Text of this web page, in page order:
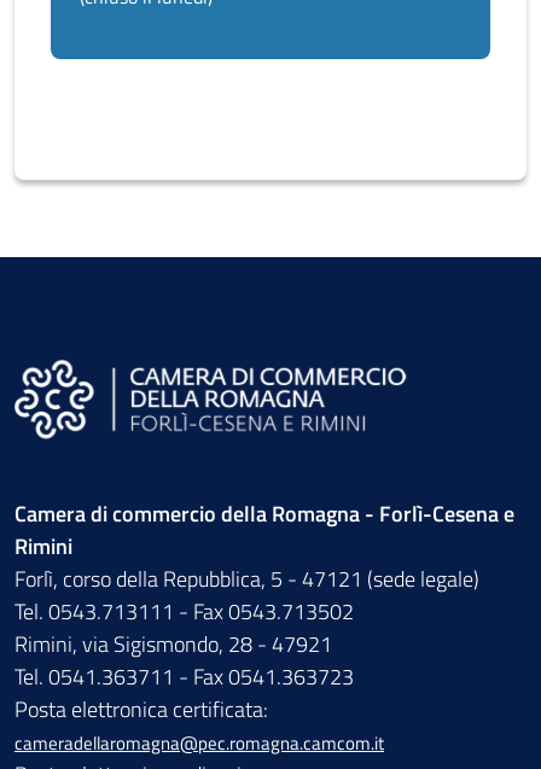
Camera di commercio della Romagna - Forlì-Cesena e
Rimini
Forlì, corso della Repubblica, 5 - 47121 (sede legale)
Tel. 0543.713111 - Fax 0543.713502
Rimini, via Sigismondo, 28 - 47921
Tel. 0541.363711 - Fax 0541.363723
Posta elettronica certificata:
cameradellaromagna@pec.romagna.camcom.it